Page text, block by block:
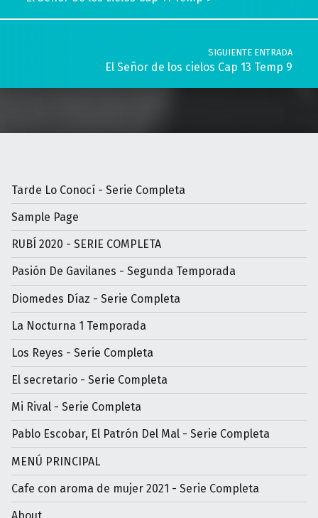
SIGUIENTE ENTRADA
El Señor de los cielos Cap 13 Temp 9
Tarde Lo Conocí - Serie Completa
Sample Page
RUBÍ 2020 - SERIE COMPLETA
Pasión De Gavilanes - Segunda Temporada
Diomedes Díaz - Serie Completa
La Nocturna 1 Temporada
Los Reyes - Serie Completa
El secretario - Serie Completa
Mi Rival - Serie Completa
Pablo Escobar, El Patrón Del Mal - Serie Completa
MENÚ PRINCIPAL
Cafe con aroma de mujer 2021 - Serie Completa